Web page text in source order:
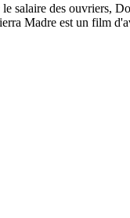
salaire des ouvriers,
Madre est un film